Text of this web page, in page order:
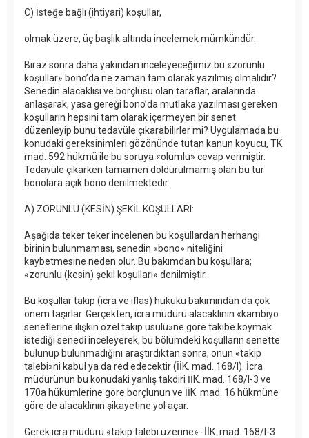
C) İsteğe bağlı (ihtiyari) koşullar,
olmak üzere, üç başlık altında incelemek mümkündür.
Biraz sonra daha yakından inceleyeceğimiz bu «zorunlu
koşullar» bono’da ne zaman tam olarak yazılmış olmalıdır?
Senedin alacaklısı ve borçlusu olan taraflar, aralarında
anlaşarak, yasa gereği bono’da mutlaka yazılması gereken
koşulların hepsini tam olarak içermeyen bir senet
düzenleyip bunu tedavüle çıkarabilirler mi? Uygulamada bu
konudaki gereksinimleri gözönünde tutan kanun koyucu, TK.
mad. 592 hükmü ile bu soruya «olumlu» cevap vermiştir.
Tedavüle çıkarken tamamen doldurulmamış olan bu tür
bonolara açık bono denilmektedir.
A) ZORUNLU (KESİN) ŞEKİL KOŞULLARI:
Aşağıda teker teker incelenen bu koşullardan herhangi
birinin bulunmaması, senedin «bono» niteliğini
kaybetmesine neden olur. Bu bakımdan bu koşullara;
«zorunlu (kesin) şekil koşulları» denilmiştir.
Bu koşullar takip (icra ve iflas) hukuku bakımından da çok
önem taşırlar. Gerçekten, icra müdürü alacaklının «kambiyo
senetlerine ilişkin özel takip usulü»ne göre takibe koymak
istediği senedi inceleyerek, bu bölümdeki koşulların senette
bulunup bulunmadığını araştırdıktan sonra, onun «takip
talebi»ni kabul ya da red edecektir (İİK. mad. 168/I). İcra
müdürünün bu konudaki yanlış takdiri İİK. mad. 168/I-3 ve
170a hükümlerine göre borçlunun ve İİK. mad. 16 hükmüne
göre de alacaklının şikayetine yol açar.
Gerek icra müdürü «takip talebi üzerine» -İİK. mad. 168/I-3